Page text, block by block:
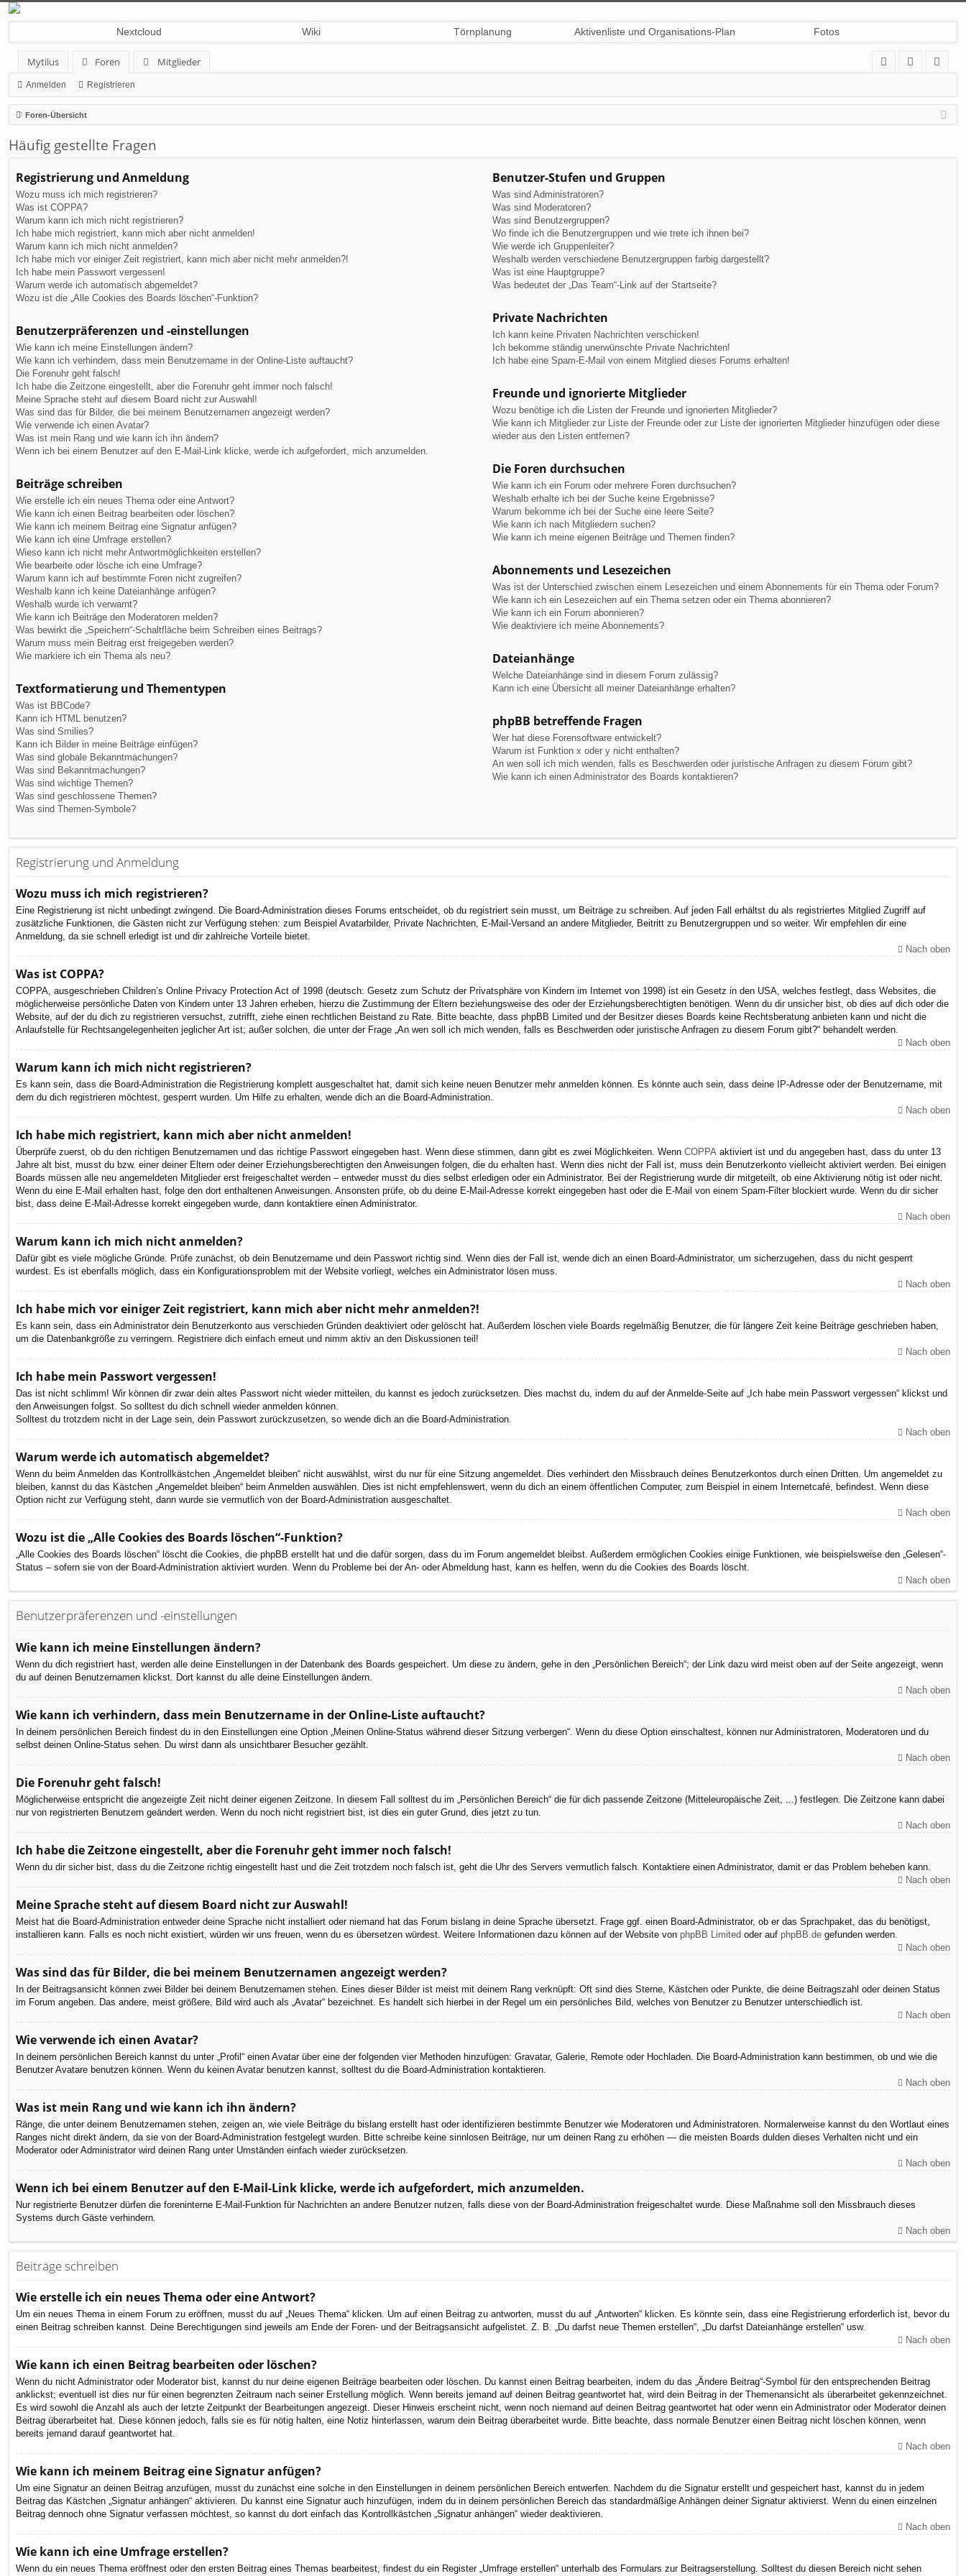
Nextcloud Wiki Törnplanung Aktivenliste und Organisations-Plan Fotos
Mytilus Foren
Mitglieder
Q
m
el
ist
rie
Anmelden Registrieren
Foren-Übersicht
Häufig gestellte Fragen
Registrierung und Anmeldung
Wozu muss ich mich registrieren?
Was ist COPPA?
Warum kann ich mich nicht registrieren?
Ich habe mich registriert, kann mich aber nicht anmelden!
Warum kann ich mich nicht anmelden?
Ich habe mich vor einiger Zeit registriert, kann mich aber nicht mehr anmelden?!
Ich habe mein Passwort vergessen!
Warum werde ich automatisch abgemeldet?
Wozu ist die „Alle Cookies des Boards löschen“-Funktion?
Benutzerpräferenzen und -einstellungen
Wie kann ich meine Einstellungen ändern?
Wie kann ich verhindern, dass mein Benutzername in der Online-Liste auftaucht?
Die Forenuhr geht falsch!
Ich habe die Zeitzone eingestellt, aber die Forenuhr geht immer noch falsch!
Meine Sprache steht auf diesem Board nicht zur Auswahl!
Was sind das für Bilder, die bei meinem Benutzernamen angezeigt werden?
Wie verwende ich einen Avatar?
Was ist mein Rang und wie kann ich ihn ändern?
Wenn ich bei einem Benutzer auf den E-Mail-Link klicke, werde ich aufgefordert, mich anzumelden.
Beiträge schreiben
Wie erstelle ich ein neues Thema oder eine Antwort?
Wie kann ich einen Beitrag bearbeiten oder löschen?
Wie kann ich meinem Beitrag eine Signatur anfügen?
Wie kann ich eine Umfrage erstellen?
Wieso kann ich nicht mehr Antwortmöglichkeiten erstellen?
Wie bearbeite oder lösche ich eine Umfrage?
Warum kann ich auf bestimmte Foren nicht zugreifen?
Weshalb kann ich keine Dateianhänge anfügen?
Weshalb wurde ich verwarnt?
Wie kann ich Beiträge den Moderatoren melden?
Was bewirkt die „Speichern“-Schaltfläche beim Schreiben eines Beitrags?
Warum muss mein Beitrag erst freigegeben werden?
Wie markiere ich ein Thema als neu?
Textformatierung und Thementypen
Was ist BBCode?
Kann ich HTML benutzen?
Was sind Smilies?
Kann ich Bilder in meine Beiträge einfügen?
Was sind globale Bekanntmachungen?
Was sind Bekanntmachungen?
Was sind wichtige Themen?
Was sind geschlossene Themen?
Was sind Themen-Symbole?
Benutzer-Stufen und Gruppen
Was sind Administratoren?
Was sind Moderatoren?
Was sind Benutzergruppen?
Wo finde ich die Benutzergruppen und wie trete ich ihnen bei?
Wie werde ich Gruppenleiter?
Weshalb werden verschiedene Benutzergruppen farbig dargestellt?
Was ist eine Hauptgruppe?
Was bedeutet der „Das Team“-Link auf der Startseite?
Private Nachrichten
Ich kann keine Privaten Nachrichten verschicken!
Ich bekomme ständig unerwünschte Private Nachrichten!
Ich habe eine Spam-E-Mail von einem Mitglied dieses Forums erhalten!
Freunde und ignorierte Mitglieder
Wozu benötige ich die Listen der Freunde und ignorierten Mitglieder?
Wie kann ich Mitglieder zur Liste der Freunde oder zur Liste der ignorierten Mitglieder hinzufügen oder diese
wieder aus den Listen entfernen?
Die Foren durchsuchen
Wie kann ich ein Forum oder mehrere Foren durchsuchen?
Weshalb erhalte ich bei der Suche keine Ergebnisse?
Warum bekomme ich bei der Suche eine leere Seite?
Wie kann ich nach Mitgliedern suchen?
Wie kann ich meine eigenen Beiträge und Themen finden?
Abonnements und Lesezeichen
Was ist der Unterschied zwischen einem Lesezeichen und einem Abonnements für ein Thema oder Forum?
Wie kann ich ein Lesezeichen auf ein Thema setzen oder ein Thema abonnieren?
Wie kann ich ein Forum abonnieren?
Wie deaktiviere ich meine Abonnements?
Dateianhänge
Welche Dateianhänge sind in diesem Forum zulässig?
Kann ich eine Übersicht all meiner Dateianhänge erhalten?
phpBB betreffende Fragen
Wer hat diese Forensoftware entwickelt?
Warum ist Funktion x oder y nicht enthalten?
An wen soll ich mich wenden, falls es Beschwerden oder juristische Anfragen zu diesem Forum gibt?
Wie kann ich einen Administrator des Boards kontaktieren?
Registrierung und Anmeldung
Wozu muss ich mich registrieren?
Eine Registrierung ist nicht unbedingt zwingend. Die Board-Administration dieses Forums entscheidet, ob du registriert sein musst, um Beiträge zu schreiben. Auf jeden Fall erhältst du als registriertes Mitglied Zugriff auf
zusätzliche Funktionen, die Gästen nicht zur Verfügung stehen: zum Beispiel Avatarbilder, Private Nachrichten, E-Mail-Versand an andere Mitglieder, Beitritt zu Benutzergruppen und so weiter. Wir empfehlen dir eine
Anmeldung, da sie schnell erledigt ist und dir zahlreiche Vorteile bietet.
Nach oben
Was ist COPPA?
COPPA, ausgeschrieben Children’s Online Privacy Protection Act of 1998 (deutsch: Gesetz zum Schutz der Privatsphäre von Kindern im Internet von 1998) ist ein Gesetz in den USA, welches festlegt, dass Websites, die
möglicherweise persönliche Daten von Kindern unter 13 Jahren erheben, hierzu die Zustimmung der Eltern beziehungsweise des oder der Erziehungsberechtigten benötigen. Wenn du dir unsicher bist, ob dies auf dich oder die
Website, auf der du dich zu registrieren versuchst, zutrifft, ziehe einen rechtlichen Beistand zu Rate. Bitte beachte, dass phpBB Limited und der Besitzer dieses Boards keine Rechtsberatung anbieten kann und nicht die
Anlaufstelle für Rechtsangelegenheiten jeglicher Art ist; außer solchen, die unter der Frage „An wen soll ich mich wenden, falls es Beschwerden oder juristische Anfragen zu diesem Forum gibt?“ behandelt werden.
Nach oben
Warum kann ich mich nicht registrieren?
Es kann sein, dass die Board-Administration die Registrierung komplett ausgeschaltet hat, damit sich keine neuen Benutzer mehr anmelden können. Es könnte auch sein, dass deine IP-Adresse oder der Benutzername, mit
dem du dich registrieren möchtest, gesperrt wurden. Um Hilfe zu erhalten, wende dich an die Board-Administration.
Nach oben
Ich habe mich registriert, kann mich aber nicht anmelden!
Überprüfe zuerst, ob du den richtigen Benutzernamen und das richtige Passwort eingegeben hast. Wenn diese stimmen, dann gibt es zwei Möglichkeiten. Wenn COPPA aktiviert ist und du angegeben hast, dass du unter 13
Jahre alt bist, musst du bzw. einer deiner Eltern oder deiner Erziehungsberechtigten den Anweisungen folgen, die du erhalten hast. Wenn dies nicht der Fall ist, muss dein Benutzerkonto vielleicht aktiviert werden. Bei einigen
Boards müssen alle neu angemeldeten Mitglieder erst freigeschaltet werden – entweder musst du dies selbst erledigen oder ein Administrator. Bei der Registrierung wurde dir mitgeteilt, ob eine Aktivierung nötig ist oder nicht.
Wenn du eine E-Mail erhalten hast, folge den dort enthaltenen Anweisungen. Ansonsten prüfe, ob du deine E-Mail-Adresse korrekt eingegeben hast oder die E-Mail von einem Spam-Filter blockiert wurde. Wenn du dir sicher
bist, dass deine E-Mail-Adresse korrekt eingegeben wurde, dann kontaktiere einen Administrator.
Nach oben
Warum kann ich mich nicht anmelden?
Dafür gibt es viele mögliche Gründe. Prüfe zunächst, ob dein Benutzername und dein Passwort richtig sind. Wenn dies der Fall ist, wende dich an einen Board-Administrator, um sicherzugehen, dass du nicht gesperrt
wurdest. Es ist ebenfalls möglich, dass ein Konfigurationsproblem mit der Website vorliegt, welches ein Administrator lösen muss.
Nach oben
Ich habe mich vor einiger Zeit registriert, kann mich aber nicht mehr anmelden?!
Es kann sein, dass ein Administrator dein Benutzerkonto aus verschieden Gründen deaktiviert oder gelöscht hat. Außerdem löschen viele Boards regelmäßig Benutzer, die für längere Zeit keine Beiträge geschrieben haben,
um die Datenbankgröße zu verringern. Registriere dich einfach erneut und nimm aktiv an den Diskussionen teil!
Nach oben
Ich habe mein Passwort vergessen!
Das ist nicht schlimm! Wir können dir zwar dein altes Passwort nicht wieder mitteilen, du kannst es jedoch zurücksetzen. Dies machst du, indem du auf der Anmelde-Seite auf „Ich habe mein Passwort vergessen“ klickst und
den Anweisungen folgst. So solltest du dich schnell wieder anmelden können.
Solltest du trotzdem nicht in der Lage sein, dein Passwort zurückzusetzen, so wende dich an die Board-Administration.
Nach oben
Warum werde ich automatisch abgemeldet?
Wenn du beim Anmelden das Kontrollkästchen „Angemeldet bleiben“ nicht auswählst, wirst du nur für eine Sitzung angemeldet. Dies verhindert den Missbrauch deines Benutzerkontos durch einen Dritten. Um angemeldet zu
bleiben, kannst du das Kästchen „Angemeldet bleiben“ beim Anmelden auswählen. Dies ist nicht empfehlenswert, wenn du dich an einem öffentlichen Computer, zum Beispiel in einem Internetcafé, befindest. Wenn diese
Option nicht zur Verfügung steht, dann wurde sie vermutlich von der Board-Administration ausgeschaltet.
Nach oben
Wozu ist die „Alle Cookies des Boards löschen“-Funktion?
„Alle Cookies des Boards löschen“ löscht die Cookies, die phpBB erstellt hat und die dafür sorgen, dass du im Forum angemeldet bleibst. Außerdem ermöglichen Cookies einige Funktionen, wie beispielsweise den „Gelesen“-
Status – sofern sie von der Board-Administration aktiviert wurden. Wenn du Probleme bei der An- oder Abmeldung hast, kann es helfen, wenn du die Cookies des Boards löscht.
Nach oben
Benutzerpräferenzen und -einstellungen
Wie kann ich meine Einstellungen ändern?
Wenn du dich registriert hast, werden alle deine Einstellungen in der Datenbank des Boards gespeichert. Um diese zu ändern, gehe in den „Persönlichen Bereich“; der Link dazu wird meist oben auf der Seite angezeigt, wenn
du auf deinen Benutzernamen klickst. Dort kannst du alle deine Einstellungen ändern.
Nach oben
Wie kann ich verhindern, dass mein Benutzername in der Online-Liste auftaucht?
In deinem persönlichen Bereich findest du in den Einstellungen eine Option „Meinen Online-Status während dieser Sitzung verbergen“. Wenn du diese Option einschaltest, können nur Administratoren, Moderatoren und du
selbst deinen Online-Status sehen. Du wirst dann als unsichtbarer Besucher gezählt.
Nach oben
Die Forenuhr geht falsch!
Möglicherweise entspricht die angezeigte Zeit nicht deiner eigenen Zeitzone. In diesem Fall solltest du im „Persönlichen Bereich“ die für dich passende Zeitzone (Mitteleuropäische Zeit, ...) festlegen. Die Zeitzone kann dabei
nur von registrierten Benutzern geändert werden. Wenn du noch nicht registriert bist, ist dies ein guter Grund, dies jetzt zu tun.
Nach oben
Ich habe die Zeitzone eingestellt, aber die Forenuhr geht immer noch falsch!
Wenn du dir sicher bist, dass du die Zeitzone richtig eingestellt hast und die Zeit trotzdem noch falsch ist, geht die Uhr des Servers vermutlich falsch. Kontaktiere einen Administrator, damit er das Problem beheben kann.
Nach oben
Meine Sprache steht auf diesem Board nicht zur Auswahl!
Meist hat die Board-Administration entweder deine Sprache nicht installiert oder niemand hat das Forum bislang in deine Sprache übersetzt. Frage ggf. einen Board-Administrator, ob er das Sprachpaket, das du benötigst,
installieren kann. Falls es noch nicht existiert, würden wir uns freuen, wenn du es übersetzen würdest. Weitere Informationen dazu können auf der Website von phpBB Limited oder auf phpBB.de gefunden werden.
Nach oben
Was sind das für Bilder, die bei meinem Benutzernamen angezeigt werden?
In der Beitragsansicht können zwei Bilder bei deinem Benutzernamen stehen. Eines dieser Bilder ist meist mit deinem Rang verknüpft: Oft sind dies Sterne, Kästchen oder Punkte, die deine Beitragszahl oder deinen Status
im Forum angeben. Das andere, meist größere, Bild wird auch als „Avatar“ bezeichnet. Es handelt sich hierbei in der Regel um ein persönliches Bild, welches von Benutzer zu Benutzer unterschiedlich ist.
Nach oben
Wie verwende ich einen Avatar?
In deinem persönlichen Bereich kannst du unter „Profil“ einen Avatar über eine der folgenden vier Methoden hinzufügen: Gravatar, Galerie, Remote oder Hochladen. Die Board-Administration kann bestimmen, ob und wie die
Benutzer Avatare benutzen können. Wenn du keinen Avatar benutzen kannst, solltest du die Board-Administration kontaktieren.
Nach oben
Was ist mein Rang und wie kann ich ihn ändern?
Ränge, die unter deinem Benutzernamen stehen, zeigen an, wie viele Beiträge du bislang erstellt hast oder identifizieren bestimmte Benutzer wie Moderatoren und Administratoren. Normalerweise kannst du den Wortlaut eines
Ranges nicht direkt ändern, da sie von der Board-Administration festgelegt wurden. Bitte schreibe keine sinnlosen Beiträge, nur um deinen Rang zu erhöhen — die meisten Boards dulden dieses Verhalten nicht und ein
Moderator oder Administrator wird deinen Rang unter Umständen einfach wieder zurücksetzen.
Nach oben
Wenn ich bei einem Benutzer auf den E-Mail-Link klicke, werde ich aufgefordert, mich anzumelden.
Nur registrierte Benutzer dürfen die foreninterne E-Mail-Funktion für Nachrichten an andere Benutzer nutzen, falls diese von der Board-Administration freigeschaltet wurde. Diese Maßnahme soll den Missbrauch dieses
Systems durch Gäste verhindern.
Nach oben
Beiträge schreiben
Wie erstelle ich ein neues Thema oder eine Antwort?
Um ein neues Thema in einem Forum zu eröffnen, musst du auf „Neues Thema“ klicken. Um auf einen Beitrag zu antworten, musst du auf „Antworten“ klicken. Es könnte sein, dass eine Registrierung erforderlich ist, bevor du
einen Beitrag schreiben kannst. Deine Berechtigungen sind jeweils am Ende der Foren- und der Beitragsansicht aufgelistet. Z. B. „Du darfst neue Themen erstellen“, „Du darfst Dateianhänge erstellen“ usw.
Nach oben
Wie kann ich einen Beitrag bearbeiten oder löschen?
Wenn du nicht Administrator oder Moderator bist, kannst du nur deine eigenen Beiträge bearbeiten oder löschen. Du kannst einen Beitrag bearbeiten, indem du das „Ändere Beitrag“-Symbol für den entsprechenden Beitrag
anklickst; eventuell ist dies nur für einen begrenzten Zeitraum nach seiner Erstellung möglich. Wenn bereits jemand auf deinen Beitrag geantwortet hat, wird dein Beitrag in der Themenansicht als überarbeitet gekennzeichnet.
Es wird sowohl die Anzahl als auch der letzte Zeitpunkt der Bearbeitungen angezeigt. Dieser Hinweis erscheint nicht, wenn noch niemand auf deinen Beitrag geantwortet hat oder wenn ein Administrator oder Moderator deinen
Beitrag überarbeitet hat. Diese können jedoch, falls sie es für nötig halten, eine Notiz hinterlassen, warum dein Beitrag überarbeitet wurde. Bitte beachte, dass normale Benutzer einen Beitrag nicht löschen können, wenn
bereits jemand darauf geantwortet hat.
Nach oben
Wie kann ich meinem Beitrag eine Signatur anfügen?
Um eine Signatur an deinen Beitrag anzufügen, musst du zunächst eine solche in den Einstellungen in deinem persönlichen Bereich entwerfen. Nachdem du die Signatur erstellt und gespeichert hast, kannst du in jedem
Beitrag das Kästchen „Signatur anhängen“ aktivieren. Du kannst eine Signatur auch hinzufügen, indem du in deinem persönlichen Bereich das standardmäßige Anhängen deiner Signatur aktivierst. Wenn du einen einzelnen
Beitrag dennoch ohne Signatur verfassen möchtest, so kannst du dort einfach das Kontrollkästchen „Signatur anhängen“ wieder deaktivieren.
Nach oben
Wie kann ich eine Umfrage erstellen?
Wenn du ein neues Thema eröffnest oder den ersten Beitrag eines Themas bearbeitest, findest du ein Register „Umfrage erstellen“ unterhalb des Formulars zur Beitragserstellung. Solltest du diesen Bereich nicht sehen